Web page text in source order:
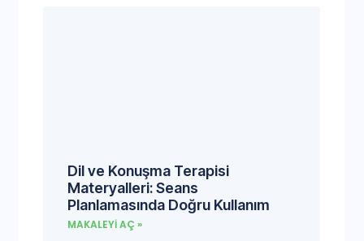
Dil ve Konuşma Terapisi
Materyalleri: Seans
Planlamasında Doğru Kullanım
MAKALEYI AÇ »